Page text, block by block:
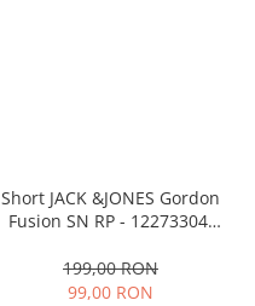
Short JACK &JONES Gordon
Fusion SN RP - 12273304-
199,00 RON
99,00 RON